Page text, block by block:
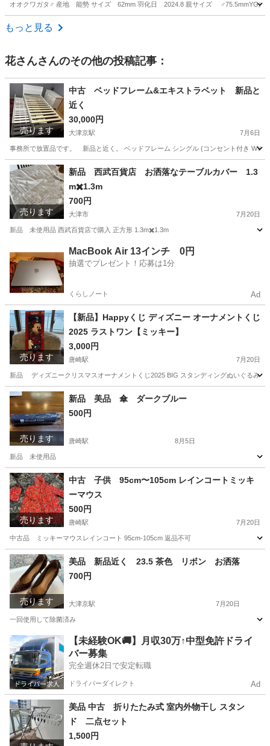
オオクワガタ♂ 産地 能勢 サイズ 62mm 羽化日 2024.8 親サイズ ♂75.5mmYG血統
滋賀 東近江市
もっと見る
花さんさんのその他の投稿記事：
売ります
中古 ベッドフレーム&エキストラベット 新品と
近く
30,000円
大津京駅 7月6日
事務所で放置品です。 新品と近く。 ベッドフレーム シングル (コンセント付き WW)
滋賀 大津市 大津京駅 ベッド フレーム
売ります
新品 西武百貨店 お洒落なテーブルカバー 1.3
m✖️1.3m
700円
大津市 7月20日
新品 未使用品 西武百貨店で購入 正方形 1.3m✖️1.3m
テーブル 新品
MacBook Air 13インチ 0円
抽選でプレゼント！応募は1分
くらしノート Ad
売ります
【新品】Happyくじ ディズニー オーナメントくじ
2025 ラストワン【ミッキー】
3,000円
唐崎駅 7月20日
新品 ディズニークリスマスオーナメントくじ2025 BIG スタンディングぬいぐるみ ミ
滋賀 大津市 唐崎駅 おもちゃ ミッキー
売ります
新品 美品 傘 ダークブルー
500円
唐崎駅 8月5日
新品 未使用品
滋賀 大津市 唐崎駅 新品
売ります
中古 子供 95cm〜105cm レインコートミッキ
ーマウス
500円
唐崎駅 7月20日
中古品 ミッキーマウスレインコート 95cm-105cm 返品不可
滋賀 大津市 唐崎駅 コート レインコート
売ります
美品 新品近く 23.5 茶色 リボン お洒落
700円
大津京駅 7月20日
一回使用して除菌済み
滋賀 大津市 大津京駅 靴 茶色
【未経験OK🚚】月収30万↑中型免許ドライ
バー募集
完全週休2日で安定転職
ドライバーダイレクト Ad
美品 中古 折りたたみ式 室内外物干し スタン
ド 二点セット
1,500円